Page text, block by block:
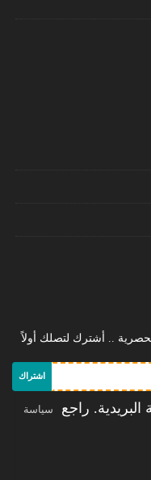
.. أشترك لتصلك أولاً
اشتراك
البريدية. راجع
سياسة